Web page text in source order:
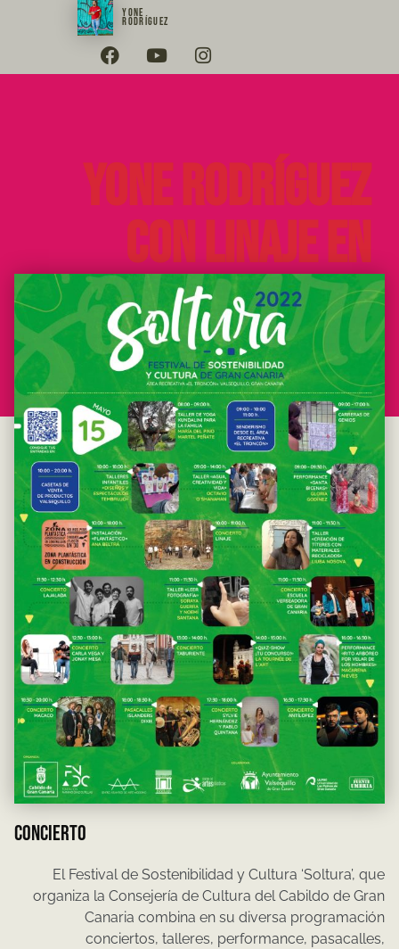
YONE
RODRÍGUEZ
Yone Rodríguez
con Linaje en
Soltura
CONCIERTO
El Festival de Sostenibilidad y Cultura ‘Soltura’, que
organiza la Consejería de Cultura del Cabildo de Gran
Canaria combina en su diversa programación
conciertos, talleres, performance, pasacalles,